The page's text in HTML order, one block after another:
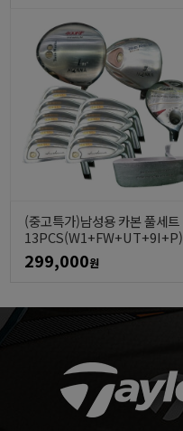
(중고특가)남성용 카본 풀세트
13PCS(W1+FW+UT+9I+P)
299,000원